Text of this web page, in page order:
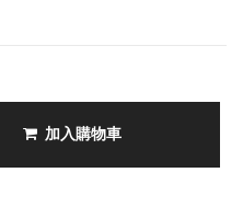
加入購物車